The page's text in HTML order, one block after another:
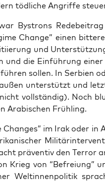
töd­li­che Angrif­fe
Bystrons
Chan­ge” einen
und
und die Ein­füh­rung
sol­len. In Ser­bi­en
unter­stützt und
voll­stän­dig). Noch
Ara­bi­schen Frühling.
Chan­ges” im Irak oder
prä­ven­tiv den Ter­ror
Krieg von “Befrei­ung”
Welt­in­nen­po­li­tik